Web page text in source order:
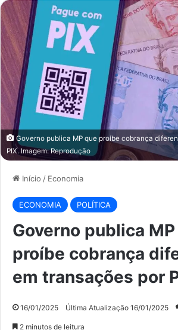
Governo publica MP que proíbe cobrança
PIX. Imagem: Reprodução
Início / Economia
ECONOMIA POLÍTICA
Governo publica
proíbe cobrança
em transações por
16/01/2025 Última Atualização 16/01/2025
2 minutos de leitura